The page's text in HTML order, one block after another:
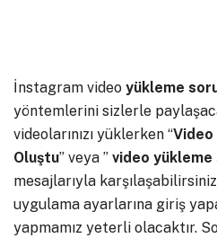
İnstagram video yükleme
yöntemlerini sizlerle
videolarınızı yüklerken “Video
Oluştu” veya ” video yükleme
mesajlarıyla
uygulama ayarlarına giriş
yapmamız yeterli olacaktır.